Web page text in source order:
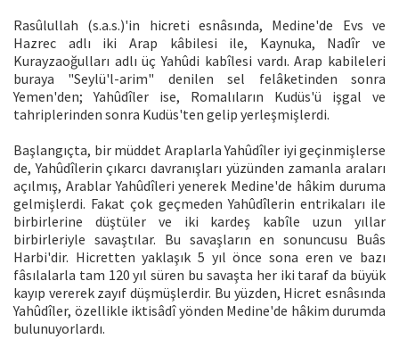
Rasûlullah (s.a.s.)'in hicreti esnâsında, Medine'de Evs ve
Hazrec adlı iki Arap kâbilesi ile, Kaynuka, Nadîr ve
Kurayzaoğulları adlı üç Yahûdi kabîlesi vardı. Arap kabileleri
buraya "Seylü'l-arim" denilen sel felâketinden sonra
Yemen'den; Yahûdîler ise, Romalıların Kudüs'ü işgal ve
tahriplerinden sonra Kudüs'ten gelip yerleşmişlerdi.
Başlangıçta, bir müddet Araplarla Yahûdîler iyi geçinmişlerse
de, Yahûdîlerin çıkarcı davranışları yüzünden zamanla araları
açılmış, Arablar Yahûdîleri yenerek Medine'de hâkim duruma
gelmişlerdi. Fakat çok geçmeden Yahûdîlerin entrikaları ile
birbirlerine düştüler ve iki kardeş kabîle uzun yıllar
birbirleriyle savaştılar. Bu savaşların en sonuncusu Buâs
Harbi'dir. Hicretten yaklaşık 5 yıl önce sona eren ve bazı
fâsılalarla tam 120 yıl süren bu savaşta her iki taraf da büyük
kayıp vererek zayıf düşmüşlerdir. Bu yüzden, Hicret esnâsında
Yahûdîler, özellikle iktisâdî yönden Medine'de hâkim durumda
bulunuyorlardı.